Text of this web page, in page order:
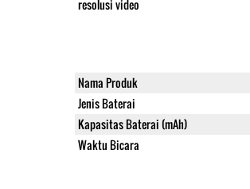
resolusi video
Nama Produk
Jenis Baterai
Kapasitas Baterai (mAh)
Waktu Bicara